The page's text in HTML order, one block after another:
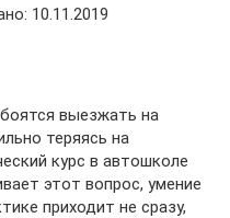
10.11.2019
выезжать на
теряясь на
курс в автошколе
этот вопрос, умение
приходит не сразу,